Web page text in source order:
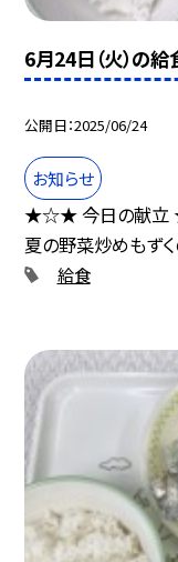
6月24日（火）の給
公開日 2025/06/24
お知らせ
★☆★ 今日の献立
夏の野菜炒めもず
給食